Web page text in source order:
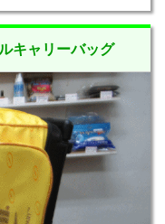
キャリーバッグ